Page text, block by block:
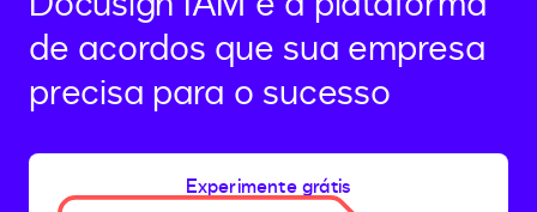
de acordos que sua empresa
precisa para o sucesso
Experimente grátis